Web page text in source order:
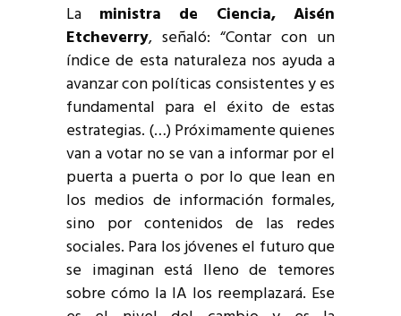
La ministra de Ciencia, Aisén
Etcheverry, señaló: “Contar con un
índice de esta naturaleza nos ayuda a
avanzar con políticas consistentes y es
fundamental para el éxito de estas
estrategias. (…) Próximamente quienes
van a votar no se van a informar por el
puerta a puerta o por lo que lean en
los medios de información formales,
sino por contenidos de las redes
sociales. Para los jóvenes el futuro que
se imaginan está lleno de temores
sobre cómo la IA los reemplazará. Ese